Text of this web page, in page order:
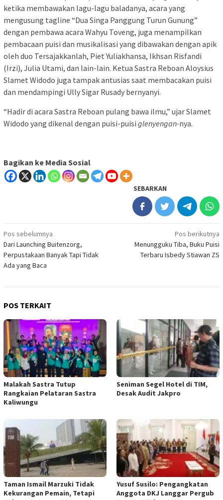
ketika membawakan lagu-lagu baladanya, acara yang
mengusung tagline “Dua Singa Panggung Turun Gunung”
dengan pembawa acara Wahyu Toveng, juga menampilkan
pembacaan puisi dan musikalisasi yang dibawakan dengan apik
oleh duo Tersajakkanlah, Piet Yuliakhansa, Ikhsan Risfandi
(Irzi), Julia Utami, dan lain-lain. Ketua Sastra Reboan Aloysius
Slamet Widodo juga tampak antusias saat membacakan puisi
dan mendampingi Ully Sigar Rusady bernyanyi.
“Hadir di acara Sastra Reboan pulang bawa ilmu,” ujar Slamet
Widodo yang dikenal dengan puisi-puisi glenyengan-nya.
Bagikan ke Media Sosial
SEBARKAN
Navigasi
pos
Pos sebelumnya
Dari Launching Buitenzorg,
Perpustakaan Banyak Tapi Tidak
Ada yang Baca
Pos berikutnya
Menungguku Tiba, Buku Puisi
Terbaru Isbedy Stiawan ZS
POS TERKAIT
Malakah Sastra Tutup
Rangkaian Pelataran Sastra
Kaliwungu
Seniman Segel Hotel di TIM,
Desak Audit Jakpro
Taman Ismail Marzuki Tidak
Kekurangan Pemain, Tetapi
Yusuf Susilo: Pengangkatan
Anggota DKJ Langgar Pergub